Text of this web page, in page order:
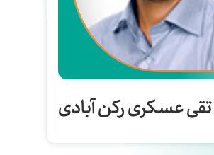
عسکری رکن آبادی